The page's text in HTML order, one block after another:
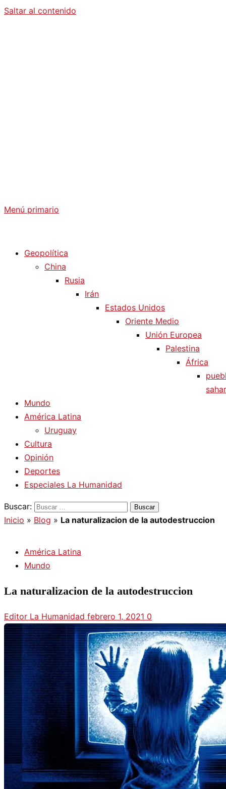
Saltar al contenido
Menú primario
Geopolítica
China
Rusia
Irán
Estados Unidos
Oriente Medio
Unión Europea
Palestina
África
Mundo
América Latina
Uruguay
Cultura
Opinión
Deportes
Especiales La Humanidad
Buscar:
Inicio » Blog » La naturalizacion de la autodestruccion
América Latina
Mundo
La naturalizacion de la autodestruccion
Editor La Humanidad febrero 1, 2021 0